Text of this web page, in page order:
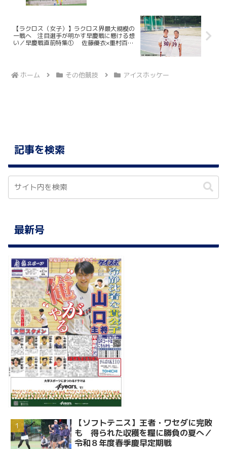
【ラクロス（女子）】ラクロス界最大規模の
一戦へ 注目選手が明かす早慶戦に懸ける想
い／早慶戦直前特集① 佐藤優衣×重村百香
ホーム その他競技 アイスホッケー
記事を検索
最新号
【ソフトテニス】王者・ワセダに完敗
も 得られた収穫を糧に勝負の夏へ／
令和８年度春季慶早定期戦